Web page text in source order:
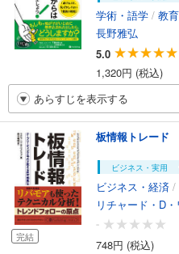
学術・語学 / 教育
長野雅弘
5.0
1,320円 (税込)
あらすじを表示する
完結
板情報トレード
ビジネス・実用
ビジネス・経済 /
リチャード・D
-
748円 (税込)